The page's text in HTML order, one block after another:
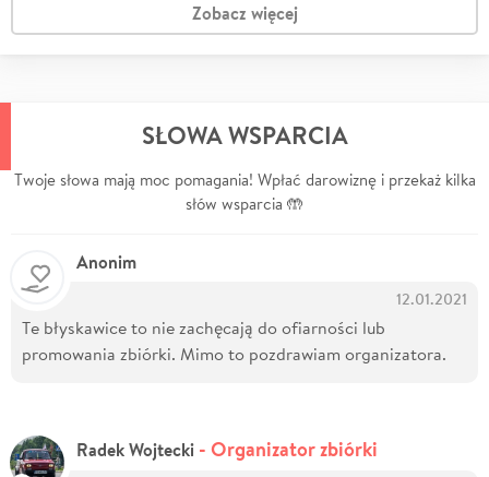
Zobacz więcej
SŁOWA WSPARCIA
Twoje słowa mają moc pomagania! Wpłać darowiznę i przekaż kilka
słów wsparcia 🤲
Anonim
12.01.2021
Te błyskawice to nie zachęcają do ofiarności lub
promowania zbiórki. Mimo to pozdrawiam organizatora.
Radek Wojtecki - Organizator zbiórki